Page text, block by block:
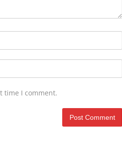
time I comment.